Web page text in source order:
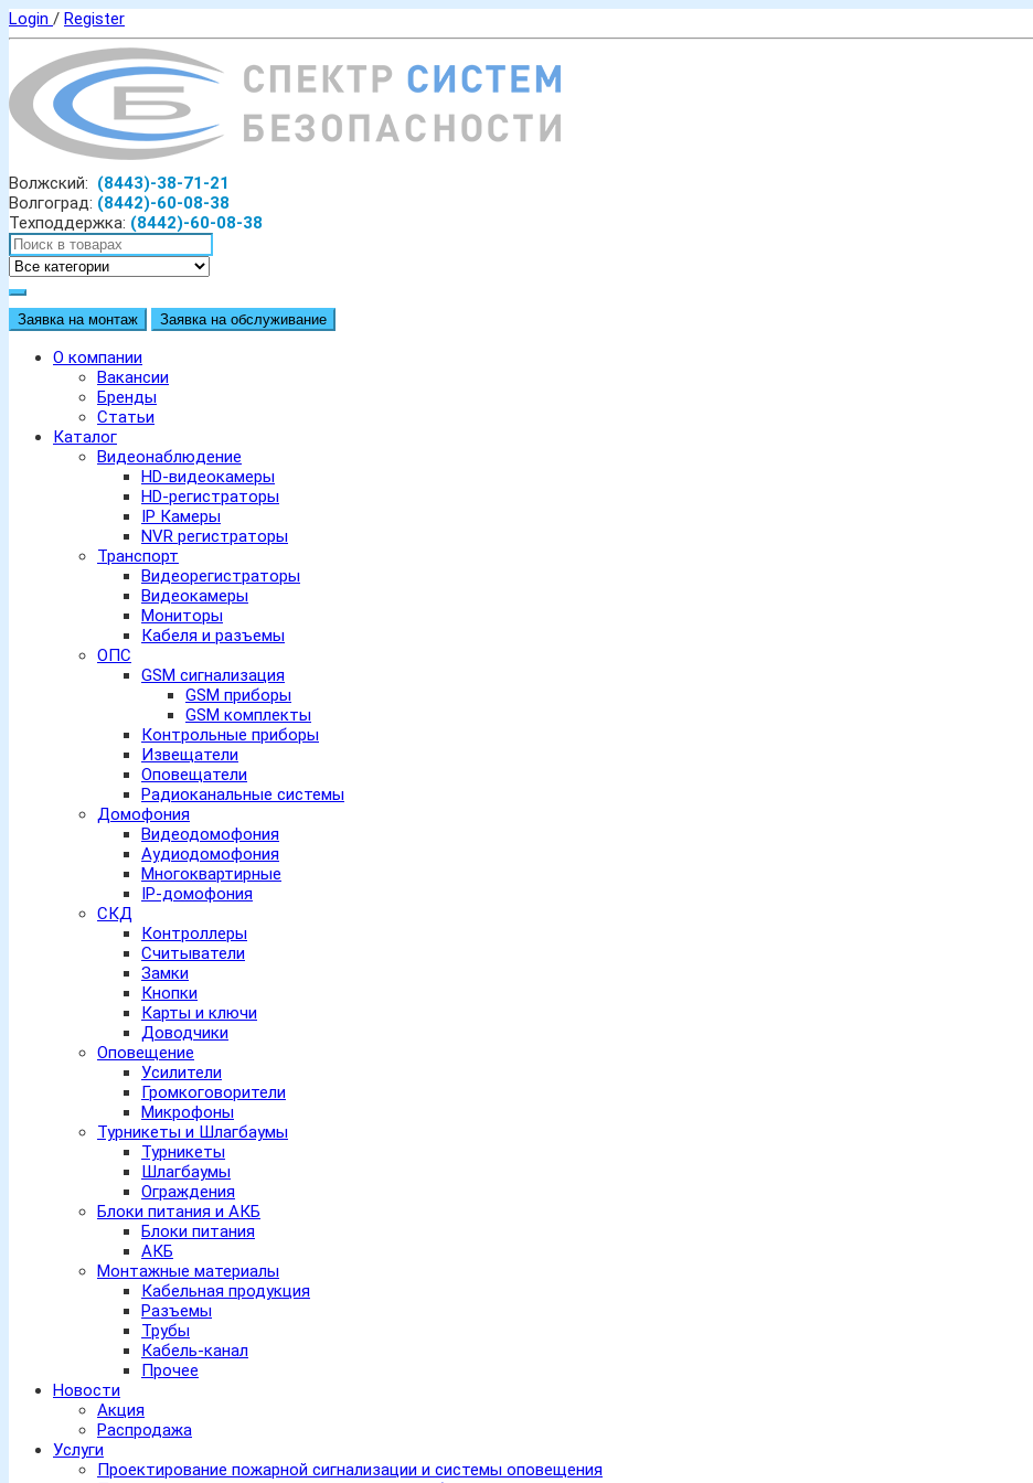
Login / Register
Волжский: (8443)-38-71-21
Волгоград: (8442)-60-08-38
Техподдержка: (8442)-60-08-38
Заявка на монтаж Заявка на обслуживание
О компании
Вакансии
Бренды
Статьи
Каталог
Видеонаблюдение
HD-видеокамеры
HD-регистраторы
IP Камеры
NVR регистраторы
Транспорт
Видеорегистраторы
Видеокамеры
Мониторы
Кабеля и разъемы
ОПС
GSM сигнализация
GSM приборы
GSM комплекты
Контрольные приборы
Извещатели
Оповещатели
Радиоканальные системы
Домофония
Видеодомофония
Аудиодомофония
Многоквартирные
IP-домофония
СКД
Контроллеры
Считыватели
Замки
Кнопки
Карты и ключи
Доводчики
Оповещение
Усилители
Громкоговорители
Микрофоны
Турникеты и Шлагбаумы
Турникеты
Шлагбаумы
Ограждения
Блоки питания и АКБ
Блоки питания
АКБ
Монтажные материалы
Кабельная продукция
Разъемы
Трубы
Кабель-канал
Прочее
Новости
Акция
Распродажа
Услуги
Проектирование пожарной сигнализации и системы оповещения